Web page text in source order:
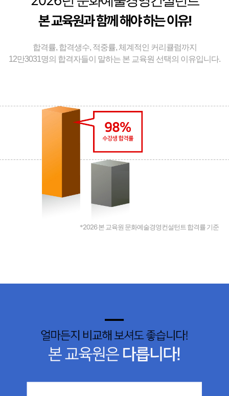
본 교육원과 함께 해야 하는 이유!
합격률, 합격생수, 적중률, 체계적인 커리큘럼까지
12만3031명의 합격자들이 말하는 본 교육원 선택의 이유입니다.
*2026본 교육원 문화예술경영컨설턴트 합격률 기준